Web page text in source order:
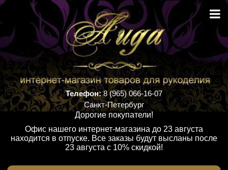
Телефон:8 (965) 066-16-07
Санкт-Петербург
Дорогие покупатели!
Офис нашего интернет-магазина до 23 августа
находится в отпуске. Все заказы будут высланы после
23 августа с 10% скидкой!